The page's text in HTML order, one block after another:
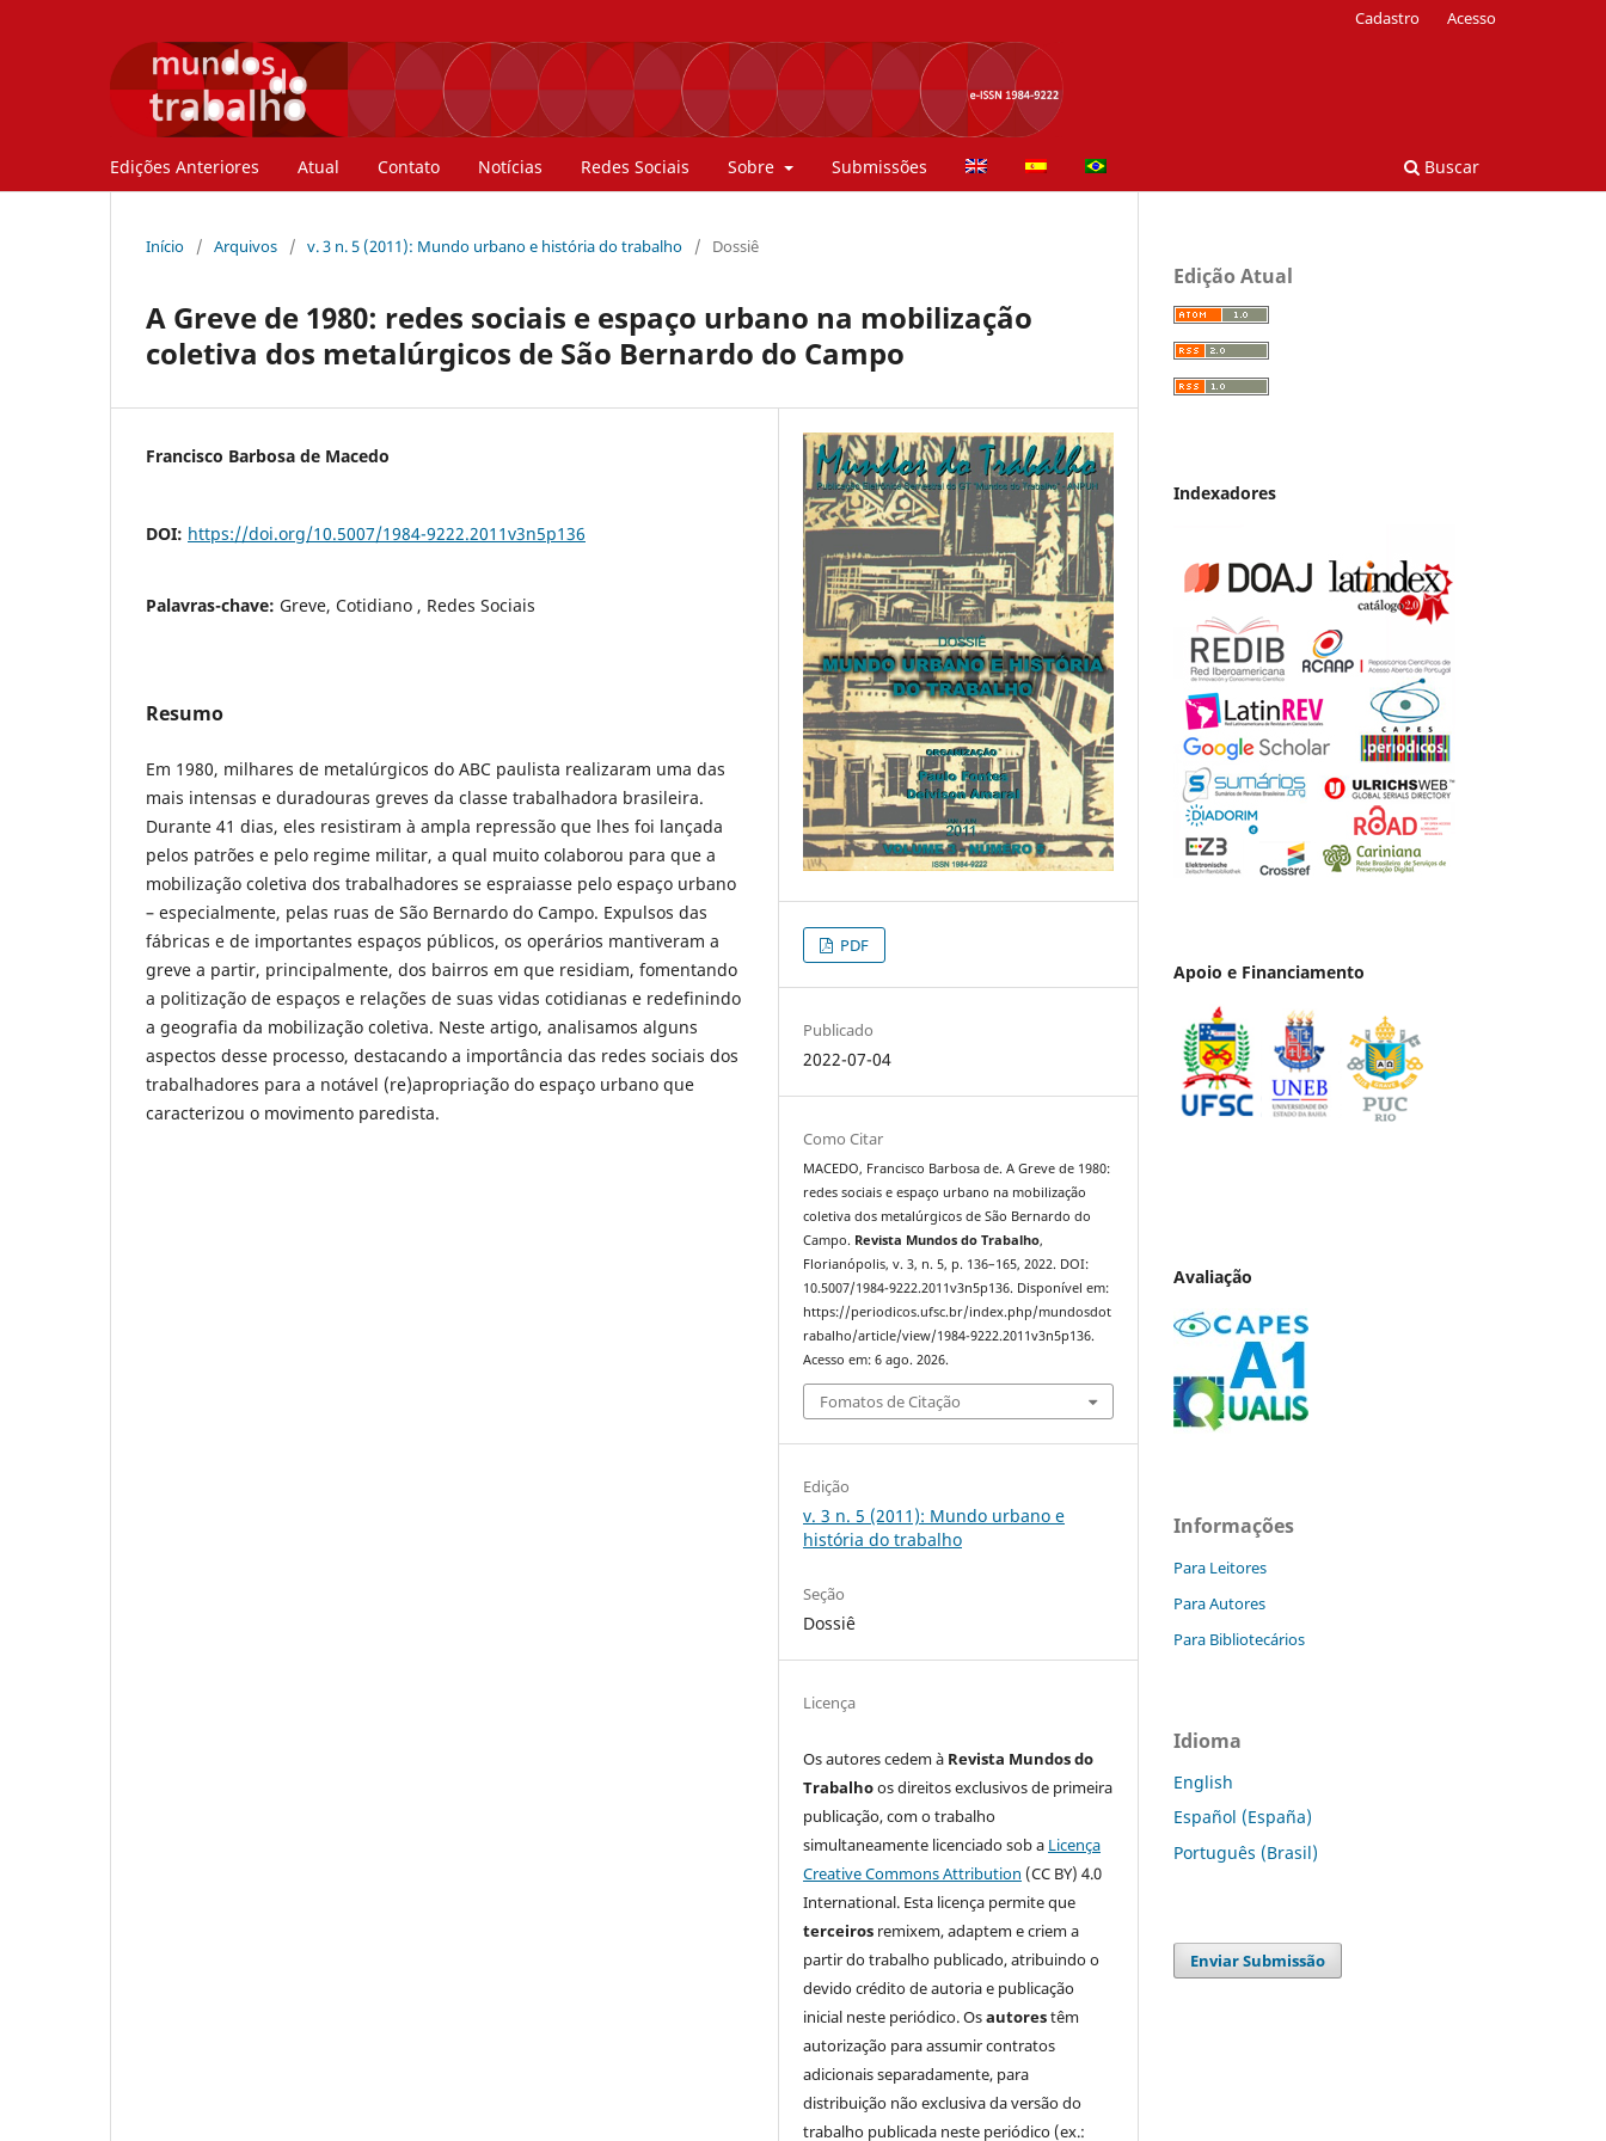
Edições Anteriores Atual Contato Notícias Redes Sociais Sobre Submissões Buscar
Cadastro Acesso
Início / Arquivos / v. 3 n. 5 (2011): Mundo urbano e história do trabalho / Dossiê
A Greve de 1980: redes sociais e espaço urbano na mobilização
coletiva dos metalúrgicos de São Bernardo do Campo
Francisco Barbosa de Macedo
DOI: https://doi.org/10.5007/1984-9222.2011v3n5p136
Palavras-chave: Greve, Cotidiano , Redes Sociais
Resumo
Em 1980, milhares de metalúrgicos do ABC paulista realizaram uma das
mais intensas e duradouras greves da classe trabalhadora brasileira.
Durante 41 dias, eles resistiram à ampla repressão que lhes foi lançada
pelos patrões e pelo regime militar, a qual muito colaborou para que a
mobilização coletiva dos trabalhadores se espraiasse pelo espaço urbano
– especialmente, pelas ruas de São Bernardo do Campo. Expulsos das
fábricas e de importantes espaços públicos, os operários mantiveram a
greve a partir, principalmente, dos bairros em que residiam, fomentando
a politização de espaços e relações de suas vidas cotidianas e redefinindo
a geografia da mobilização coletiva. Neste artigo, analisamos alguns
aspectos desse processo, destacando a importância das redes sociais dos
trabalhadores para a notável (re)apropriação do espaço urbano que
caracterizou o movimento paredista.
PDF
Publicado
2022-07-04
Como Citar
MACEDO, Francisco Barbosa de. A Greve de 1980:
redes sociais e espaço urbano na mobilização
coletiva dos metalúrgicos de São Bernardo do
Campo. Revista Mundos do Trabalho,
Florianópolis, v. 3, n. 5, p. 136–165, 2022. DOI:
10.5007/1984-9222.2011v3n5p136. Disponível em:
https://periodicos.ufsc.br/index.php/mundosdot
rabalho/article/view/1984-9222.2011v3n5p136.
Acesso em: 6 ago. 2026.
Fomatos de Citação
Edição
v. 3 n. 5 (2011): Mundo urbano e
história do trabalho
Seção
Dossiê
Licença
Os autores cedem à Revista Mundos do
Trabalhoos direitos exclusivos de primeira
publicação, com o trabalho
simultaneamente licenciado sob a Licença
Creative Commons Attribution (CC BY) 4.0
International. Esta licença permite que
terceiros remixem, adaptem e criem a
partir do trabalho publicado, atribuindo o
devido crédito de autoria e publicação
inicial neste periódico. Osautorestêm
autorização para assumir contratos
adicionais separadamente, para
distribuição não exclusiva da versão do
trabalho publicada neste periódico (ex.:
Edição Atual
Indexadores
Apoio e Financiamento
Avaliação
Informações
Para Leitores
Para Autores
Para Bibliotecários
Idioma
English
Español (España)
Português (Brasil)
Enviar Submissão